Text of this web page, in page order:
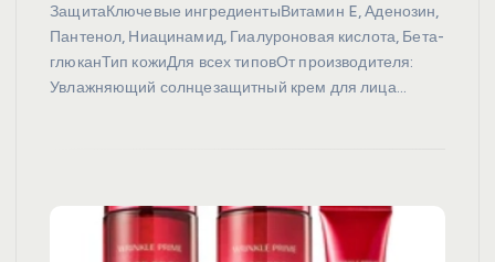
ЗащитаКлючевые ингредиентыВитамин E, Аденозин,
Пантенол, Ниацинамид, Гиалуроновая кислота, Бета-
глюканТип кожиДля всех типовОт производителя:
Увлажняющий солнцезащитный крем для лица…